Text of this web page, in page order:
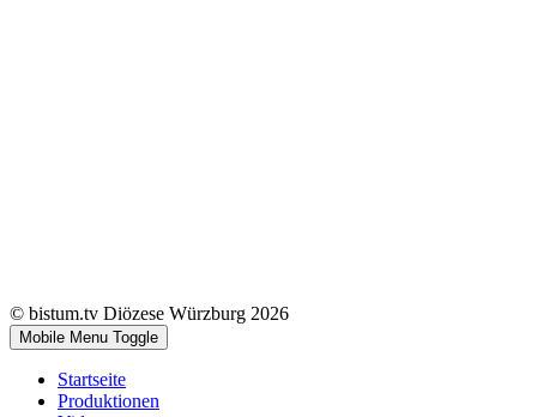
© bistum.tv Diözese Würzburg 2026
Mobile Menu Toggle
Startseite
Produktionen